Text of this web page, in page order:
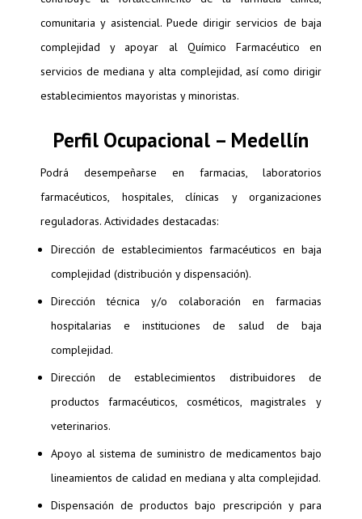
comunitaria y asistencial. Puede dirigir servicios de baja
complejidad y apoyar al Químico Farmacéutico en
servicios de mediana y alta complejidad, así como dirigir
establecimientos mayoristas y minoristas.
Perfil Ocupacional – Medellín
Podrá desempeñarse en farmacias, laboratorios
farmacéuticos, hospitales, clínicas y organizaciones
reguladoras. Actividades destacadas:
Dirección de establecimientos farmacéuticos en baja
complejidad (distribución y dispensación).
Dirección técnica y/o colaboración en farmacias
hospitalarias e instituciones de salud de baja
complejidad.
Dirección de establecimientos distribuidores de
productos farmacéuticos, cosméticos, magistrales y
veterinarios.
Apoyo al sistema de suministro de medicamentos bajo
lineamientos de calidad en mediana y alta complejidad.
Dispensación de productos bajo prescripción y para